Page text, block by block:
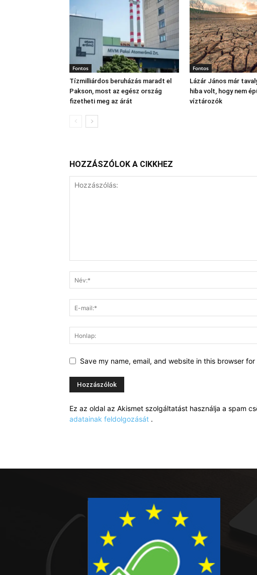
Fontos
Tízmilliárdos beruházás maradt el
Pakson, most az egész ország
fizetheti meg az árát
Fontos
Lázár János már
hiba volt, hogy nem
víztározók
HOZZÁSZÓLOK A CIKKHEZ
Save my name, email, and website in this browser
Ez az oldal az Akismet szolgáltatást használja a spam
adatainak feldolgozását .